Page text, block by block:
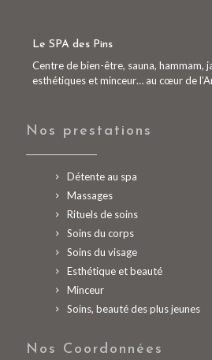
Le SPA des Pins
Centre de bien-être, sauna, hammam,
esthétiques et minceur… au cœur de
Nos prestations
Détente au spa
Massages
Rituels de soins
Soins du corps
Soins du visage
Esthétique et beauté
Minceur
Soins, beauté des plus jeunes
Nos Coordonnées